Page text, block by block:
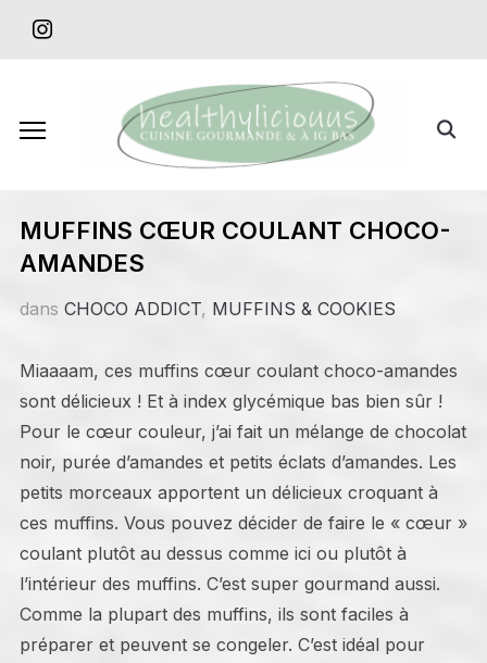
instagram
Search
MUFFINS CŒUR COULANT CHOCO-
AMANDES
dans CHOCO ADDICT, MUFFINS & COOKIES
Miaaaam, ces muffins cœur coulant choco-amandes
sont délicieux ! Et à index glycémique bas bien sûr !
Pour le cœur couleur, j’ai fait un mélange de chocolat
noir, purée d’amandes et petits éclats d’amandes. Les
petits morceaux apportent un délicieux croquant à
ces muffins. Vous pouvez décider de faire le « cœur »
coulant plutôt au dessus comme ici ou plutôt à
l’intérieur des muffins. C’est super gourmand aussi.
Comme la plupart des muffins, ils sont faciles à
préparer et peuvent se congeler. C’est idéal pour